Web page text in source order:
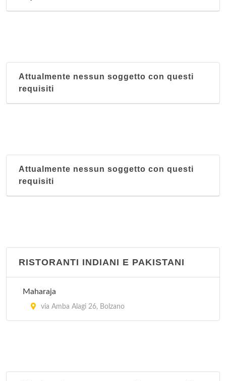
Attualmente nessun soggetto con questi
requisiti
Attualmente nessun soggetto con questi
requisiti
RISTORANTI INDIANI E PAKISTANI
Maharaja
via Amba Alagi 26, Bolzano